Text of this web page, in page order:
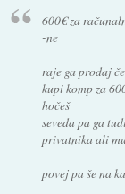
600€ za
-ne
raje ga prodaj
kupi komp za
hočeš
seveda pa ga
privatnika ali
povej pa še na